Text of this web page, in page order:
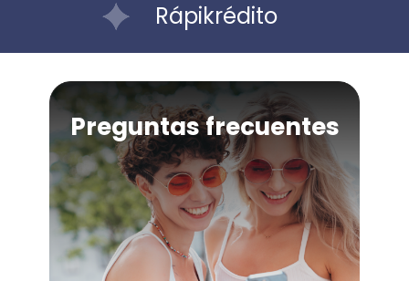
Rápikrédito
Preguntas frecuentes